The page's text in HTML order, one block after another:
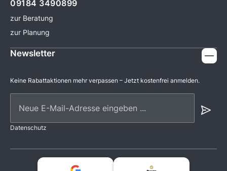
09184 3490899
zur Beratung
zur Planung
Newsletter
Keine Rabattaktionen mehr verpassen – Jetzt kostenfrei anmelden.
Datenschutz